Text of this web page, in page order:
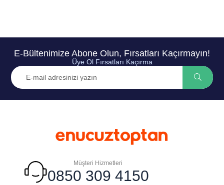
E-Bültenimize Abone Olun, Fırsatları Kaçırmayın!
Üye Ol Fırsatları Kaçırma
Müşteri Hizmetleri
0850 309 4150